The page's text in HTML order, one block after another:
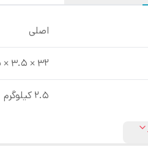
اصلی
32 × 3.5 × 27.5 سانتی‌ متر
2.5 کیلوگرم